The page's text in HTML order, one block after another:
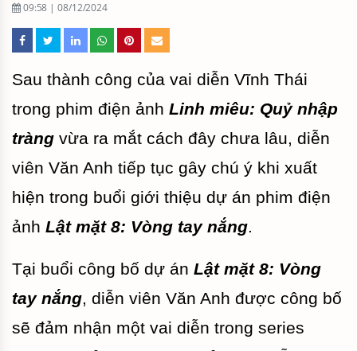
09:58 | 08/12/2024
Sau thành công của vai diễn Vĩnh Thái
trong phim điện ảnh Linh miêu: Quỷ nhập
tràng vừa ra mắt cách đây chưa lâu, diễn
viên Văn Anh tiếp tục gây chú ý khi xuất
hiện trong buổi giới thiệu dự án phim điện
ảnh Lật mặt 8: Vòng tay nắng.
Tại buổi công bố dự án Lật mặt 8: Vòng
tay nắng, diễn viên Văn Anh được công bố
sẽ đảm nhận một vai diễn trong series